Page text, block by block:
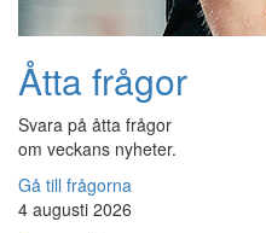
Åtta frågor
Svara på åtta frågor
om veckans nyheter.
Gå till frågorna
4 augusti 2026